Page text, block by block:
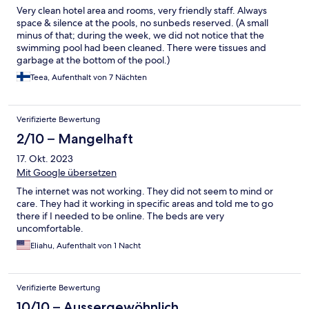
Very clean hotel area and rooms, very friendly staff. Always
space & silence at the pools, no sunbeds reserved. (A small
minus of that; during the week, we did not notice that the
swimming pool had been cleaned. There were tissues and
garbage at the bottom of the pool.)
Teea, Aufenthalt von 7 Nächten
Verifizierte Bewertung
2/10 – Mangelhaft
17. Okt. 2023
Mit Google übersetzen
The internet was not working. They did not seem to mind or
care. They had it working in specific areas and told me to go
there if I needed to be online. The beds are very
uncomfortable.
Eliahu, Aufenthalt von 1 Nacht
Verifizierte Bewertung